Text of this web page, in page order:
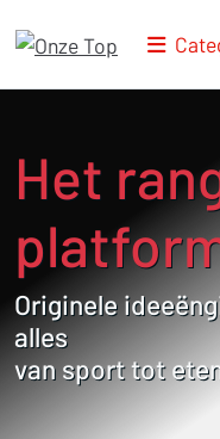
Het
Originele
alles
van sport tot